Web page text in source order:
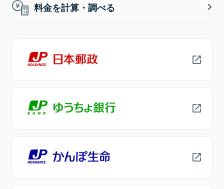
料金を計算・調べる